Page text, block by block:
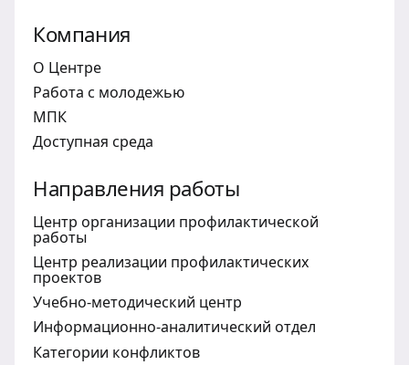
Компания
О Центре
Работа с молодежью
МПК
Доступная среда
Направления работы
Центр организации профилактической
работы
Центр реализации профилактических
проектов
Учебно-методический центр
Информационно-аналитический отдел
Категории конфликтов